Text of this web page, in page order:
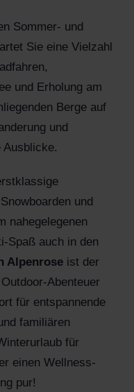
Sommer- und
Sie eine Vielzahl
und Erholung am
Berge auf
und
Ausblicke.
und
nahegelegenen
Spaß auch in den
Alpenrose ist der
Abenteuer
für entspannende
familiären
für
einen Wellness-
pur!